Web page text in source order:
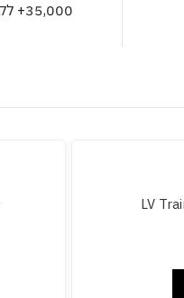
35,000+ לקוחות מרוצים
LV